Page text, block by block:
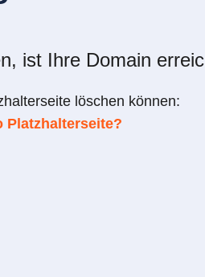
ist Ihre Domain
löschen können:
Platzhalterseite?